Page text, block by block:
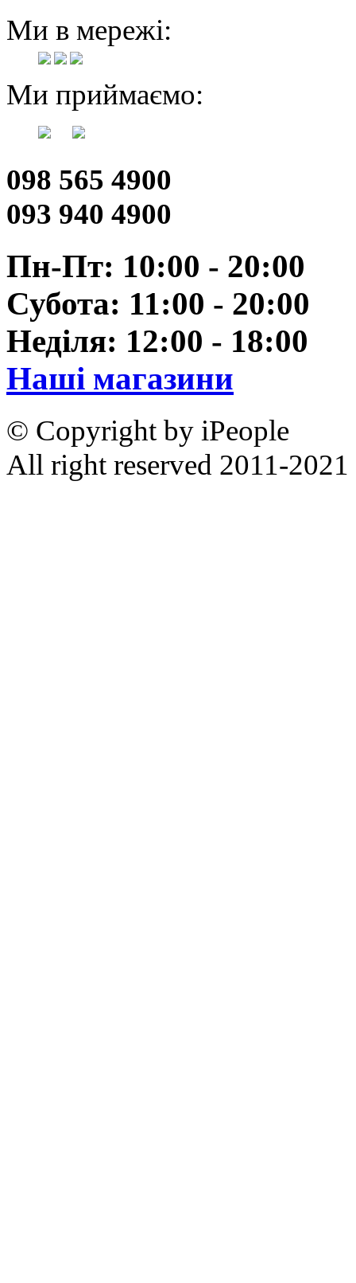
Ми в мережі:
Ми приймаємо:
098 565 4900
093 940 4900
Пн-Пт: 10:00 - 20:00
Субота: 11:00 - 20:00
Неділя: 12:00 - 18:00
Наші магазини
© Copyright by iPeople
All right reserved 2011-2021